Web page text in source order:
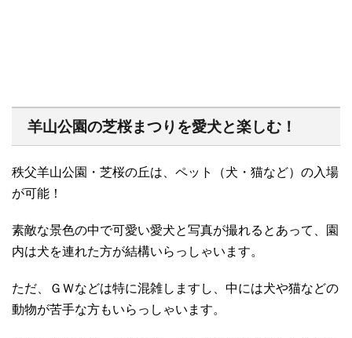
羊山公園の芝桜まつりを愛犬と楽しむ！
秩父羊山公園・芝桜の丘は、ペット（犬・猫など）の入場
が可能！
素敵な景色の中で可愛い愛犬と写真が撮れるとあって、園
内は犬を連れた方が結構いらっしゃいます。
ただ、ＧＷなどは特に混雑しますし、中には犬や猫などの
動物が苦手な方もいらっしゃいます。